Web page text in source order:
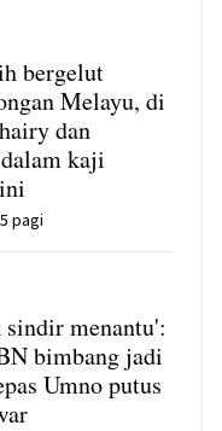
bergelut
Melayu, di
dan
kaji
pagi
sindir menantu':
bimbang jadi
Umno putus